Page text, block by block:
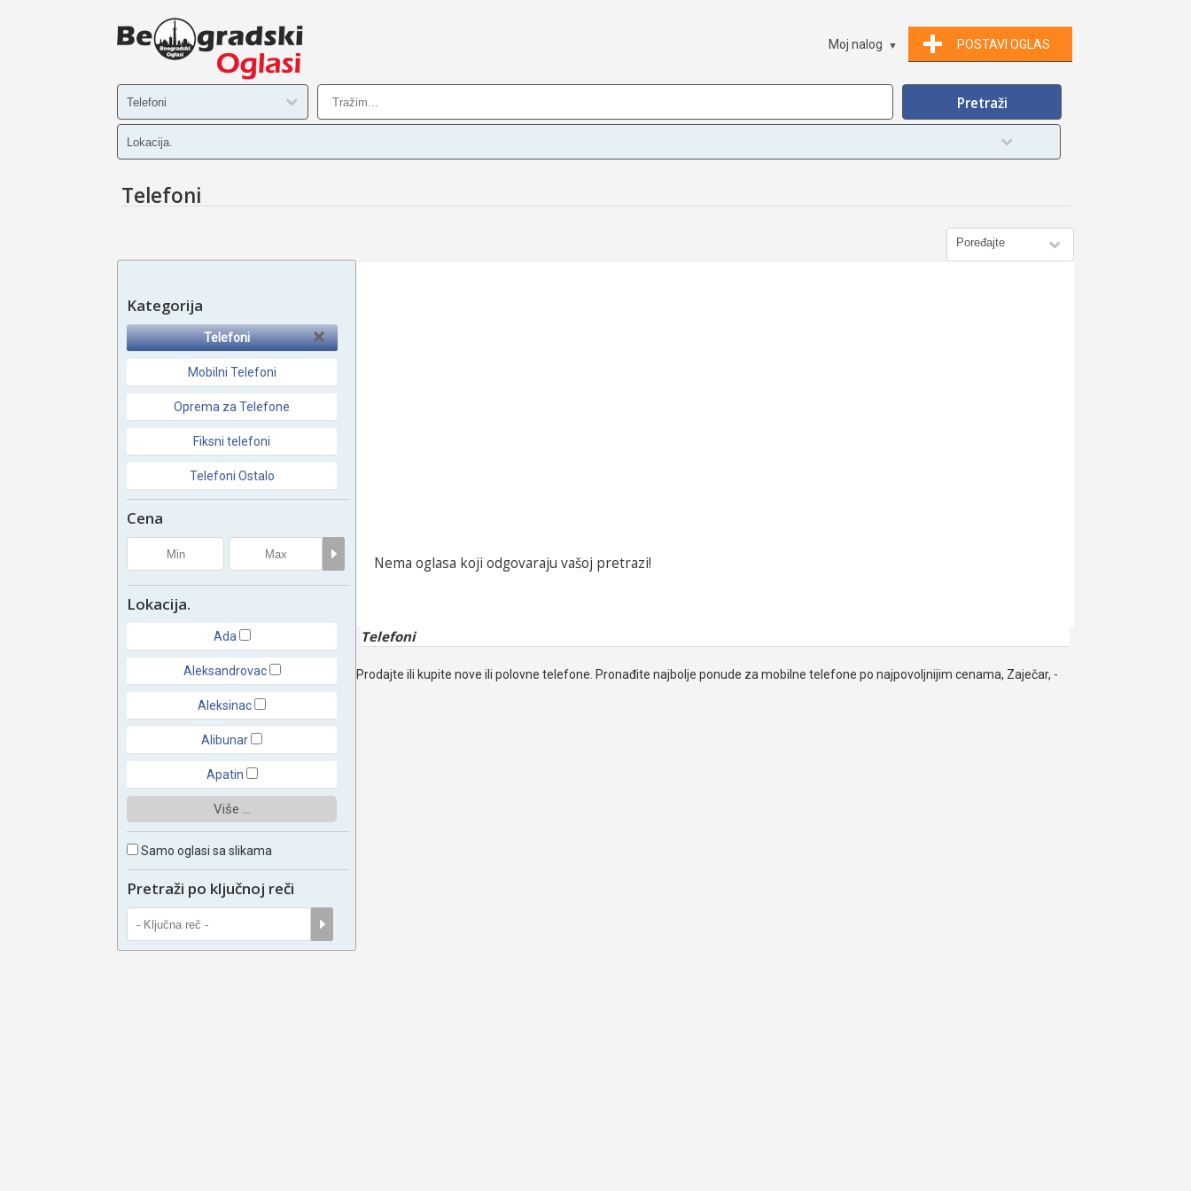
POSTAVI OGLAS
Moj nalog
Telefoni
Kategorija
Telefoni
Mobilni Telefoni
Oprema za Telefone
Fiksni telefoni
Telefoni Ostalo
Cena
Lokacija.
Ada
Aleksandrovac
Aleksinac
Alibunar
Apatin
Više ...
Samo oglasi sa slikama
Pretraži po ključnoj reči
Nema oglasa koji odgovaraju vašoj pretrazi!
Telefoni
Prodajte ili kupite nove ili polovne telefone. Pronađite najbolje ponude za mobilne telefone po najpovoljnijim cenama, Zaječar, -